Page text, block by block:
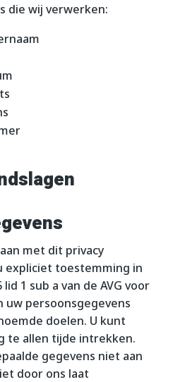
die wij verwerken:
met dit privacy
toestemming in
1 sub a van de AVG voor
uw persoonsgegevens
doelen. U kunt
te allen tijde intrekken.
gegevens niet aan
door ons laat